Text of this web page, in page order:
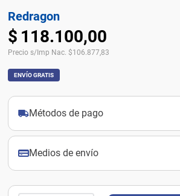
Redragon
$ 118.100,00
Precio s/Imp Nac. $106.877,83
ENVÍO GRATIS
Métodos de pago
Medios de envío